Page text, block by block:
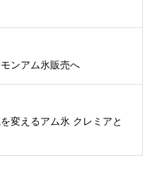
ンアム氷販売へ
変えるアム氷 クレミアと